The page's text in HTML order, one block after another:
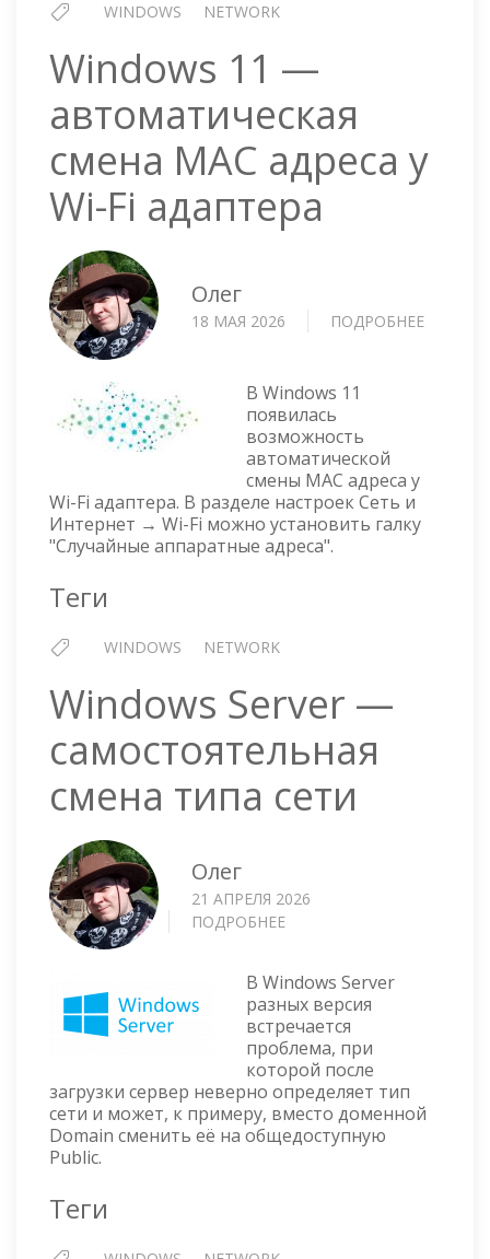
WINDOWS NETWORK
Windows 11 —
автоматическая
смена MAC адреса у
Wi-Fi адаптера
Олег
18 МАЯ 2026 ПОДРОБНЕЕ
В Windows 11
появилась
возможность
автоматической
смены MAC адреса у
Wi-Fi адаптера. В разделе настроек Сеть и
Интернет → Wi-Fi можно установить галку
"Случайные аппаратные адреса".
Теги
WINDOWS NETWORK
Windows Server —
самостоятельная
смена типа сети
Олег
21 АПРЕЛЯ 2026
ПОДРОБНЕЕ
—
САМОСТОЯТЕЛЬНАЯ
СМЕНА
ТИПА
СЕТИ
В Windows Server
разных версия
встречается
проблема, при
которой после
загрузки сервер неверно определяет тип
сети и может, к примеру, вместо доменной
Domain сменить её на общедоступную
Public.
Теги